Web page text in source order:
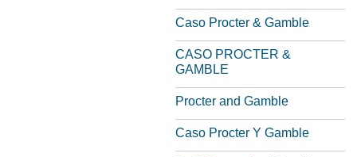
Caso Procter & Gamble
CASO PROCTER &
GAMBLE
Procter and Gamble
Caso Procter Y Gamble